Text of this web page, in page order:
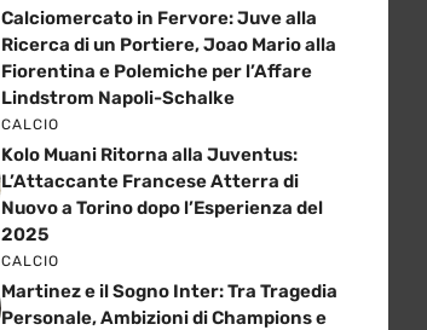
Calciomercato in Fervore: Juve alla
Ricerca di un Portiere, Joao Mario alla
Fiorentina e Polemiche per l’Affare
Lindstrom Napoli-Schalke
CALCIO
Kolo Muani Ritorna alla Juventus:
L’Attaccante Francese Atterra di
Nuovo a Torino dopo l’Esperienza del
2025
CALCIO
Martinez e il Sogno Inter: Tra Tragedia
Personale, Ambizioni di Champions e